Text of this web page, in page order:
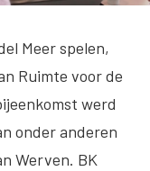
Meer spelen,
Ruimte voor de
werd
onder anderen
Werven. BK